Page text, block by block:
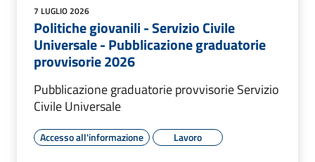
7 LUGLIO 2026
Politiche giovanili - Servizio Civile
Universale - Pubblicazione graduatorie
provvisorie 2026
Pubblicazione graduatorie provvisorie Servizio
Civile Universale
Accesso all'informazione Lavoro